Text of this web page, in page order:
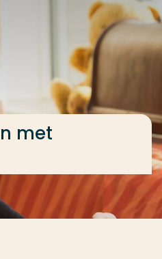
dementie?!
met